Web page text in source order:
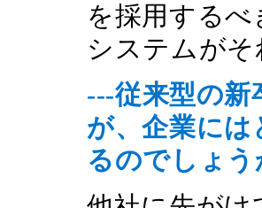
を採用する
システムが
---従来型の
が、企業に
るのでしょう